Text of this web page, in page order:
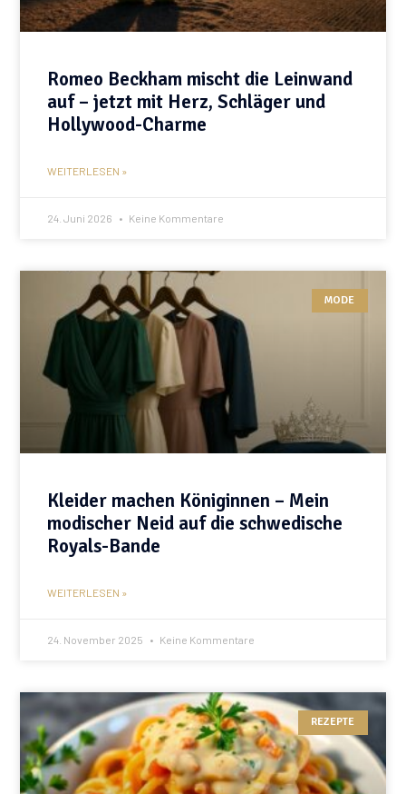
Romeo Beckham mischt die Leinwand
auf – jetzt mit Herz, Schläger und
Hollywood-Charme
WEITERLESEN »
24. Juni 2026 Keine Kommentare
MODE
Kleider machen Königinnen – Mein
modischer Neid auf die schwedische
Royals-Bande
WEITERLESEN »
24. November 2025 Keine Kommentare
REZEPTE